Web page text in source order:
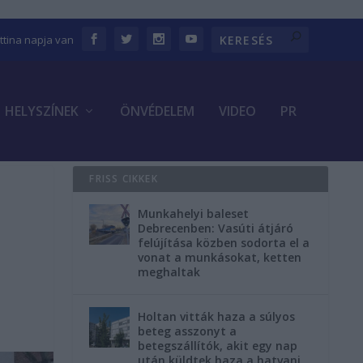
napja van
HELYSZÍNEK ÖNVÉDELEM VIDEO PR
FRISS CIKKEK
Munkahelyi baleset
Debrecenben: Vasúti átjáró
felújítása közben sodorta el a
vonat a munkásokat, ketten
meghaltak
Holtan vitták haza a súlyos
beteg asszonyt a
betegszállítók, akit egy nap
után küldtek haza a hatvani